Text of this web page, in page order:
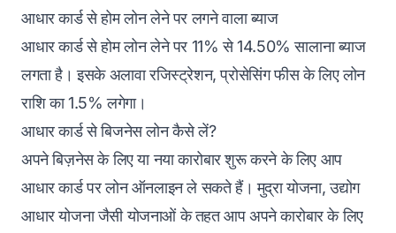
आधार कार्ड से होम लोन लेने पर लगने वाला ब्याज
आधार कार्ड से होम लोन लेने पर 11% से 14.50% सालाना ब्‍याज
लगता है। इसके अलावा रजिस्‍ट्रेशन, प्रोसेसिंग फीस के लिए लोन
राशि का 1.5% लगेगा।
आधार कार्ड से बिजनेस लोन कैसे लें?
अपने बिज़नेस के लिए या नया कारोबार शुरू करने के लिए आप
आधार कार्ड पर लोन ऑनलाइन ले सकते हैं। मुद्रा योजना, उद्योग
आधार योजना जैसी योजनाओं के तहत आप अपने कारोबार के लिए